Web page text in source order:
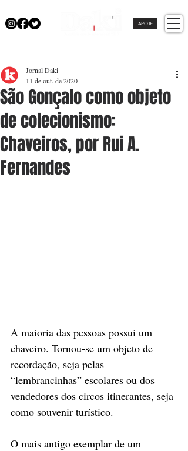
APOIE
São Gonçalo como objeto
de colecionismo:
Chaveiros, por Rui A.
Fernandes
Jornal Daki
11 de out. de 2020
A maioria das pessoas possui um
chaveiro. Tornou-se um objeto de
recordação, seja pelas
“lembrancinhas” escolares ou dos
vendedores dos circos itinerantes, seja
como souvenir turístico.
O mais antigo exemplar de um